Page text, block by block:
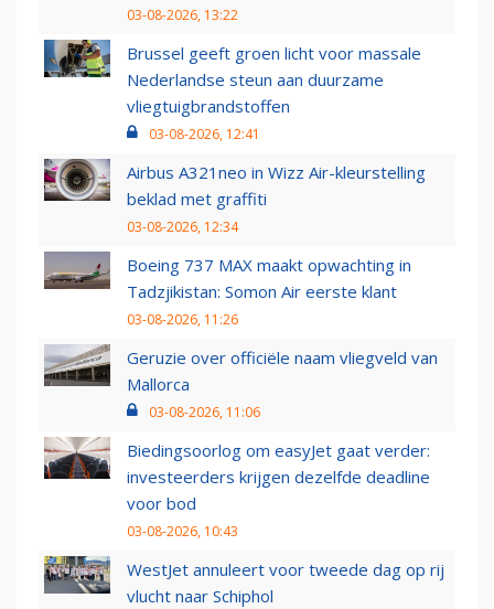
03-08-2026, 13:22
Brussel geeft groen licht voor massale
Nederlandse steun aan duurzame
vliegtuigbrandstoffen
03-08-2026, 12:41
Airbus A321neo in Wizz Air-kleurstelling
beklad met graffiti
03-08-2026, 12:34
Boeing 737 MAX maakt opwachting in
Tadzjikistan: Somon Air eerste klant
03-08-2026, 11:26
Geruzie over officiële naam vliegveld van
Mallorca
03-08-2026, 11:06
Biedingsoorlog om easyJet gaat verder:
investeerders krijgen dezelfde deadline
voor bod
03-08-2026, 10:43
WestJet annuleert voor tweede dag op rij
vlucht naar Schiphol